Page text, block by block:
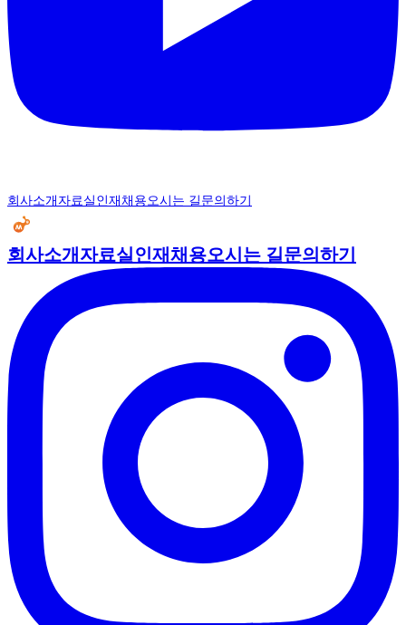
회사소개 자료실 인재채용오시는 길 문의하기
회사소개 자료실 인재채용오시는 길 문의하기